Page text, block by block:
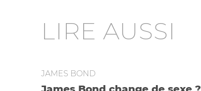
LIRE AUSSI
JAMES BOND